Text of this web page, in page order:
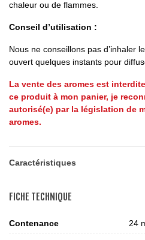
chaleur ou de flammes.
Conseil d’utilisation :
Nous ne conseillons pas d’inhaler
ouvert quelques instants pour
La vente des aromes est
ce produit à mon panier, je
autorisé(e) par la législation de
aromes.
Caractéristiques
FICHE TECHNIQUE
Contenance 24